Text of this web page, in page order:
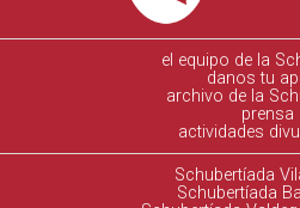
el equipo de la
danos tu
archivo de la
prensa
actividades
Schubertíada
Schubertíada